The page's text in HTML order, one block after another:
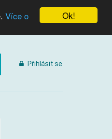
Ok!
Více o
Přihlásit se